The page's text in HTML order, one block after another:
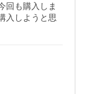
回も購入しま
入しようと思